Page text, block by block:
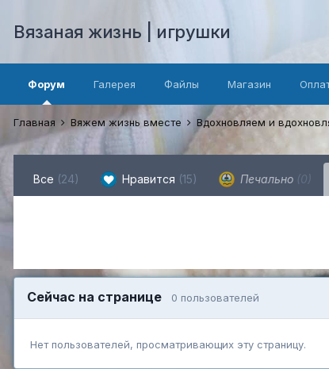
Вязаная жизнь | игрушки
Форум Галерея Файлы Магазин
Главная Вяжем жизнь вместе Вдохновляем и
Все (24) Нравится (15) Печально (0)
Сейчас на странице 0 пользователей
Нет пользователей, просматривающих эту страницу.